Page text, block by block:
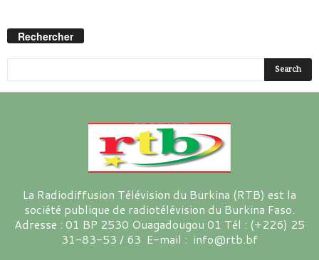
Rechercher
La Radiodiffusion Télévision du Burkina (RTB) est la
société publique de radiotélévision du Burkina Faso.
Adresse : 01 BP 2530 Ouagadougou 01 Tél : (+226) 25
31-83-53 / 63 E-mail : info@rtb.bf